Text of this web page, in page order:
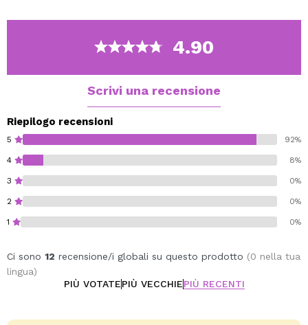
poterle combinare come preferisci.
4.90
Scrivi una recensione
Riepilogo recensioni
5 92%
4 8%
3 0%
2 0%
1 0%
Ci sono 12 recensione/i globali su questo prodotto (0 nella tua
lingua)
PIÙ VOTATEPIÙ VECCHIEPIÙ RECENTI